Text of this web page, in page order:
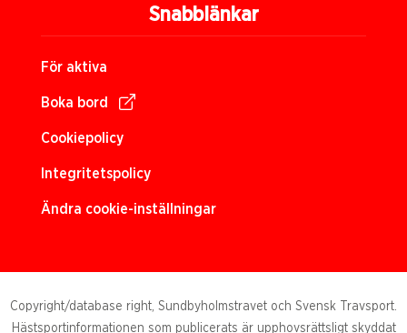
Snabblänkar
För aktiva
Boka bord
Cookiepolicy
Integritetspolicy
Ändra cookie-inställningar
Copyright/database right, Sundbyholmstravet och Svensk Travsport.
Hästsportinformationen som publicerats är upphovsrättsligt skyddat